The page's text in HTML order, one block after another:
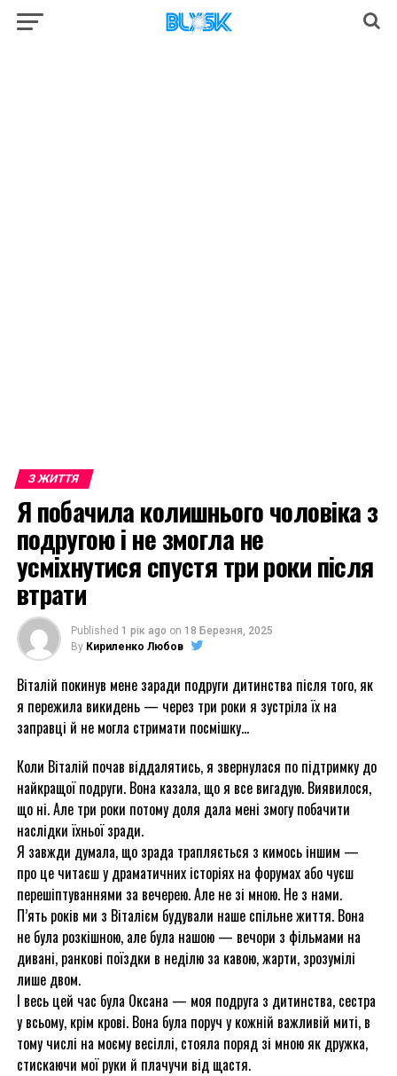
З ЖИТТЯ
Я побачила колишнього чоловіка з
подругою і не змогла не
усміхнутися спустя три роки після
втрати
Published 1 рік ago on 18 Березня, 2025
By Кириленко Любов
Віталій покинув мене заради подруги дитинства після того, як
я пережила викидень — через три роки я зустріла їх на
заправці й не могла стримати посмішку…
Коли Віталій почав віддалятись, я звернулася по підтримку до
найкращої подруги. Вона казала, що я все вигадую. Виявилося,
що ні. Але три роки потому доля дала мені змогу побачити
наслідки їхньої зради.
Я завжди думала, що зрада трапляється з кимось іншим —
про це читаєш у драматичних історіях на форумах або чуєш
перешіптуваннями за вечерею. Але не зі мною. Не з нами.
П’ять років ми з Віталієм будували наше спільне життя. Вона
не була розкішною, але була нашою — вечори з фільмами на
дивані, ранкові поїздки в неділю за кавою, жарти, зрозумілі
лише двом.
І весь цей час була Оксана — моя подруга з дитинства, сестра
у всьому, крім крові. Вона була поруч у кожній важливій миті, в
тому числі на моєму весіллі, стояла поряд зі мною як дружка,
стискаючи мої руки й плачучи від щастя.